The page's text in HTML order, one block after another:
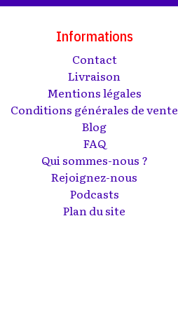
Informations
Contact
Livraison
Mentions légales
Conditions générales de vente
Blog
FAQ
Qui sommes-nous ?
Rejoignez-nous
Podcasts
Plan du site